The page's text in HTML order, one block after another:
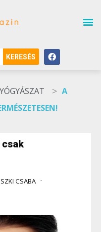
KERESÉS
> A
CSABA